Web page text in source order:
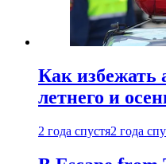
Как избежать
летнего и
2 года спустя2 года